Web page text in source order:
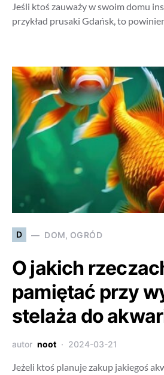
Jeśli ktoś zauważy w swoim domu
przykład prusaki Gdańsk, to
D DOM, OGRÓD
O jakich
pamiętać przy
stelaża do
autor noot 2024-03-21
Jeżeli ktoś planuje zakup jakiegoś